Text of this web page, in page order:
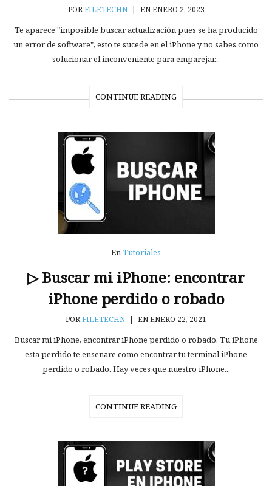
PORFILETECHN | EN ENERO 2, 2023
Te aparece "imposible buscar actualización pues se ha producido
un error de software", esto te sucede en el iPhone y no sabes como
solucionar el inconveniente para emparejar...
CONTINUE READING
EnTutoriales
▷ Buscar mi iPhone: encontrar
iPhone perdido o robado
PORFILETECHN | EN ENERO 22, 2021
Buscar mi iPhone, encontrar iPhone perdido o robado. Tu iPhone
esta perdido te enseñare como encontrar tu terminal iPhone
perdido o robado. Hay veces que nuestro iPhone...
CONTINUE READING